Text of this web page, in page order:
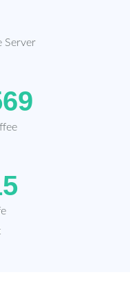
Server
69
5